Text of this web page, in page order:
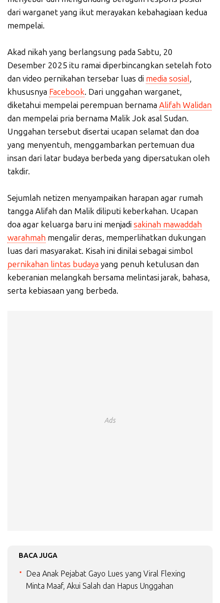
dari warganet yang ikut merayakan kebahagiaan kedua
mempelai.
Akad nikah yang berlangsung pada Sabtu, 20
Desember 2025 itu ramai diperbincangkan setelah foto
dan video pernikahan tersebar luas di media sosial,
khususnya Facebook. Dari unggahan warganet,
diketahui mempelai perempuan bernama Alifah Walidan
dan mempelai pria bernama Malik Jok asal Sudan.
Unggahan tersebut disertai ucapan selamat dan doa
yang menyentuh, menggambarkan pertemuan dua
insan dari latar budaya berbeda yang dipersatukan oleh
takdir.
Sejumlah netizen menyampaikan harapan agar rumah
tangga Alifah dan Malik diliputi keberkahan. Ucapan
doa agar keluarga baru ini menjadi sakinah mawaddah
warahmah mengalir deras, memperlihatkan dukungan
luas dari masyarakat. Kisah ini dinilai sebagai simbol
pernikahan lintas budaya yang penuh ketulusan dan
keberanian melangkah bersama melintasi jarak, bahasa,
serta kebiasaan yang berbeda.
Ads
BACA JUGA
Dea Anak Pejabat Gayo Lues yang Viral Flexing
Minta Maaf, Akui Salah dan Hapus Unggahan